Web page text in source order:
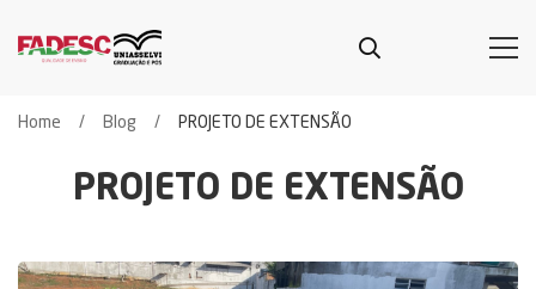
PROJETO DE EXTENSÃO
Home Blog PROJETO DE EXTENSÃO